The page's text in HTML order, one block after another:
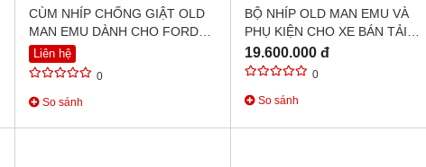
CÙM NHÍP CHỐNG GIẬT OLD
MAN EMU DÀNH CHO FORD
RANGER
Liên hệ
0
So sánh
BỘ NHÍP OLD MAN EMU VÀ
PHỤ KIỆN CHO XE BÁN TẢI
NISSAN NAVARA NP300
(2015+)
19.600.000 đ
0
So sánh